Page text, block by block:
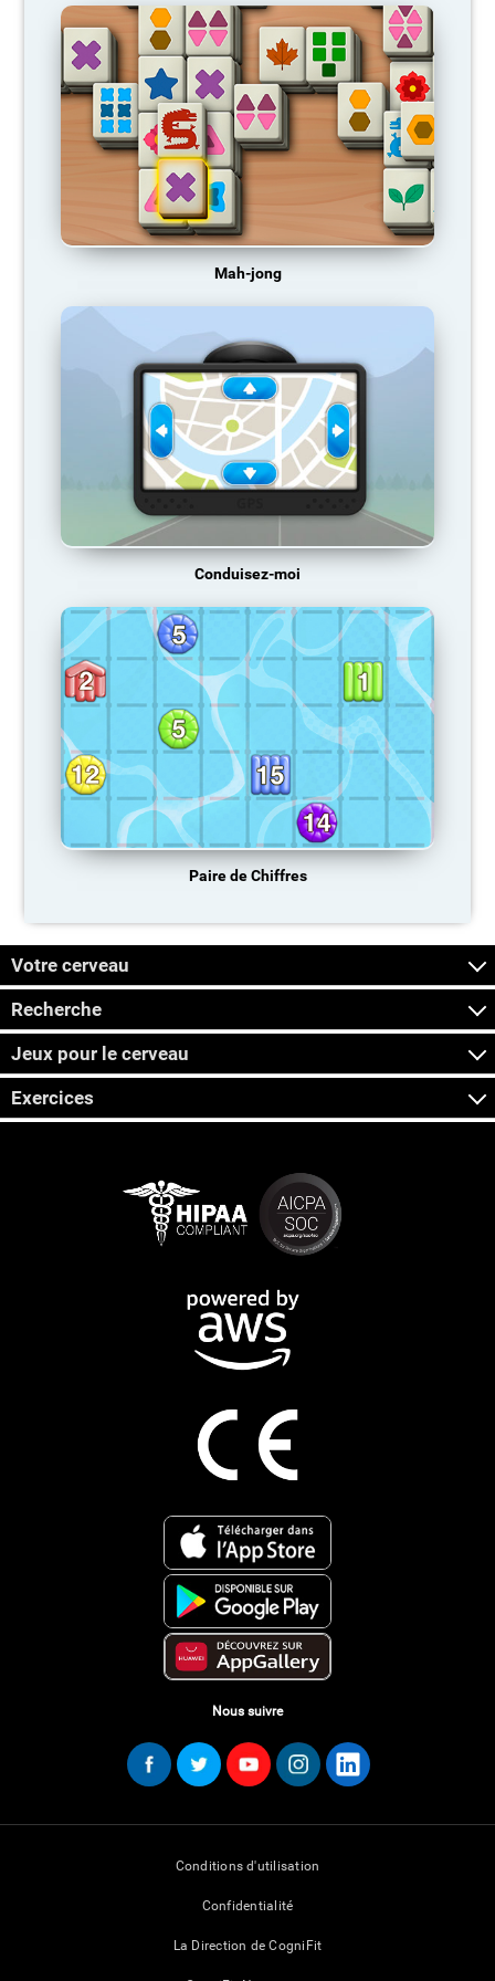
Mah-jong
Conduisez-moi
Paire de Chiffres
Votre cerveau
Recherche
Jeux pour le cerveau
Exercices
Nous suivre
Conditions d'utilisation
Confidentialité
La Direction de CogniFit